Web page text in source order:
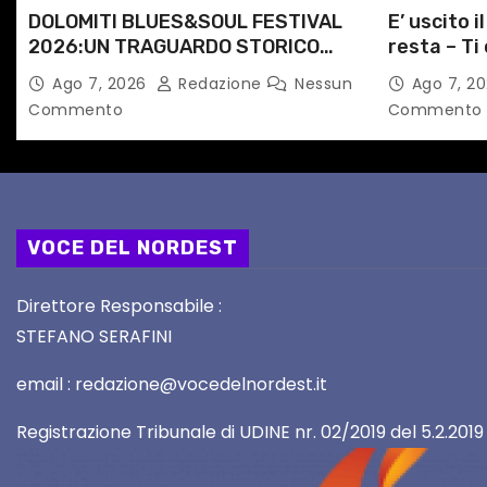
o
l
i
DOLOMITI BLUES&SOUL FESTIVAL
2026:UN TRAGUARDO STORICO
PER LA 25ª EDIZIONE TRA LE CIME
PATRIMONIO UNESCO
Ago 7, 2026 Redazione
Nessun
Commento
E’ uscito
resta – Ti
Angela
primario
Ago 7,
Commento
VOCE DEL NORDEST
Direttore Responsabile :
STEFANO SERAFINI
email : redazione@vocedelnordest.it
Registrazione Tribunale di UDINE nr. 02/2019 del 5.2.2019